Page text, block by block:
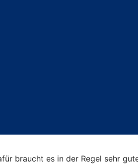
braucht es in der Regel sehr